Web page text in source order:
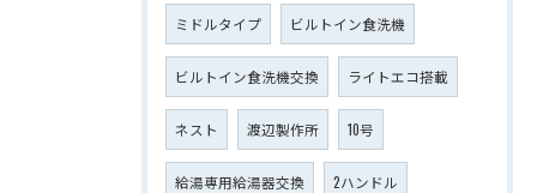
ミドルタイプ ビルトイン食洗機
ビルトイン食洗機交換 ライトエコ搭載
ネスト 渡辺製作所 10号
給湯専用給湯器交換 2ハンドル